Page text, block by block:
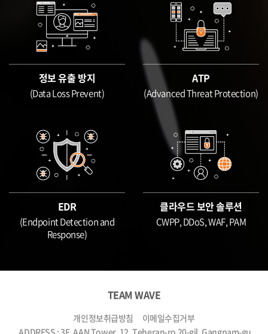
정보 유출 방지
(Data Loss Prevent)
ATP
(Advanced Threat Protection)
EDR
(Endpoint Detection and
Response)
클라우드 보안 솔루션
CWPP, DDoS, WAF, PAM
TEAM WAVE
개인정보취급방침
이메일수집거부
ADDRESS : 3F, AAN Tower, 12, Teheran-ro 20-gil, Gangnam-gu,